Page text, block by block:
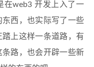
在web3 开发上入了一
西，也实际写了一些
上这样一条道路，有
路，也会开辟一些新